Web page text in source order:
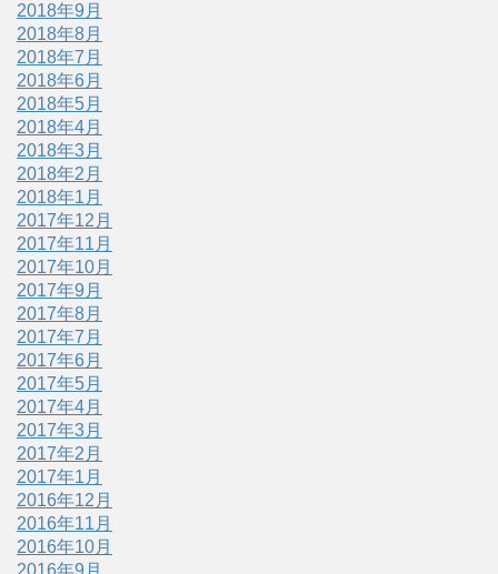
2018年9月
2018年8月
2018年7月
2018年6月
2018年5月
2018年4月
2018年3月
2018年2月
2018年1月
2017年12月
2017年11月
2017年10月
2017年9月
2017年8月
2017年7月
2017年6月
2017年5月
2017年4月
2017年3月
2017年2月
2017年1月
2016年12月
2016年11月
2016年10月